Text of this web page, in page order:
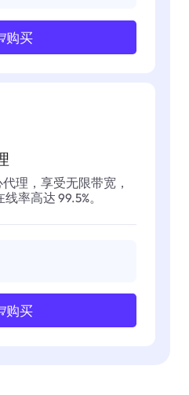
购买
理，享受无限带宽，
率高达 99.5%。
购买